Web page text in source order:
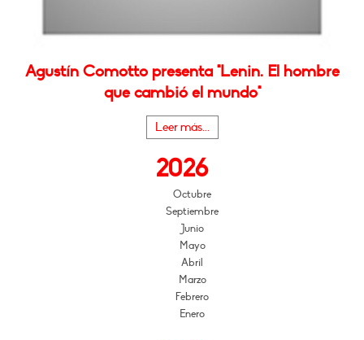
Agustín Comotto presenta "Lenin. El hombre
que cambió el mundo"
Leer más...
2026
Octubre
Septiembre
Junio
Mayo
Abril
Marzo
Febrero
Enero